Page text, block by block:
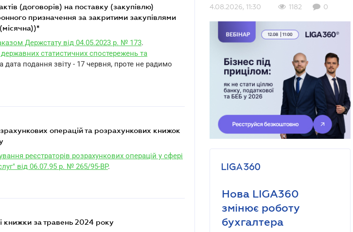
призначення за закритими закупівлями
Держстату від 04.05.2023 р. № 173.
статистичних спостережень та
дата подання звіту - 17 червня, проте не радимо
реєстраторів розрахункових операцій у сфері
від 06.07.95 р. № 265/95-ВР.
книжки за травень 2024 року
4.08.2026, 11:30 1182 0
Нова LIGA360
змінює роботу
бухгалтера